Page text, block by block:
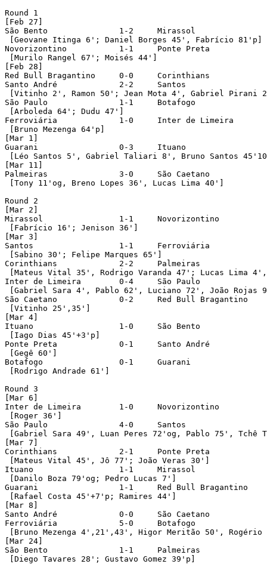
Round 1
[Feb 27]
São Bento		1-2	Mirassol
[Geovane Itinga 6'; Daniel Borges 45', Fabrício 81'p]
Novorizontino		1-1	Ponte Preta
[Murilo Rangel 67'; Moisés 44']
[Feb 28]
Red Bull Bragantino	0-0	Corinthians
Santo André		2-2	Santos
[Vitinho 2', Ramon 50'; Jean Mota 4', Gabriel Pirani
São Paulo		1-1	Botafogo
[Arboleda 64'; Dudu 47']
Ferroviária		1-0	Inter de Limeira
[Bruno Mezenga 64'p]
[Mar 1]
Guarani			0-3	Ituano
[Léo Santos 5', Gabriel Taliari 8', Bruno Santos
[Mar 11]
Palmeiras		3-0	São Caetano
[Tony 11'og, Breno Lopes 36', Lucas Lima 40']
Round 2
[Mar 2]
Mirassol		1-1	Novorizontino
[Fabrício 16'; Jenison 36']
[Mar 3]
Santos			1-1	Ferroviária
[Sabino 30'; Felipe Marques 65']
Corinthians		2-2	Palmeiras
[Mateus Vital 35', Rodrigo Varanda 47'; Lucas Lima
Inter de Limeira	0-4	São Paulo
[Gabriel Sara 4', Pablo 62', Luciano 72', João Rojas
São Caetano		0-2	Red Bull Bragantino
[Vitinho 25',35']
[Mar 4]
Ituano			1-0	São Bento
[Iago Dias 45'+3'p]
Ponte Preta		0-1	Santo André
[Gegê 60']
Botafogo		0-1	Guarani
[Rodrigo Andrade 61']
Round 3
[Mar 6]
Inter de Limeira	1-0	Novorizontino
[Roger 36']
São Paulo		4-0	Santos
[Gabriel Sara 49', Luan Peres 72'og, Pablo 75', Tchê
[Mar 7]
Corinthians		2-1	Ponte Preta
[Mateus Vital 45', Jô 77'; João Veras 30']
Ituano			1-1	Mirassol
[Danilo Boza 79'og; Pedro Lucas 7']
Guarani			1-1	Red Bull Bragantino
[Rafael Costa 45'+7'p; Ramires 44']
[Mar 8]
Santo André		0-0	São Caetano
Ferroviária		5-0	Botafogo
[Bruno Mezenga 4',21',43', Higor Meritão 50',
[Mar 24]
São Bento		1-1	Palmeiras 						[played at Estadio Raulino de Oliveira, in Volta Redonda-RJ]
[Diego Tavares 28'; Gustavo Gomez 39'p]